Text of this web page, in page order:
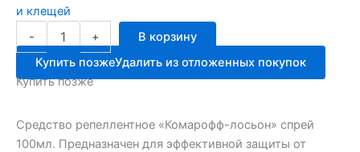
и клещей
-
Количество
товара
Комарофф
СПРЕЙ
лосьон
+
В корзину
Купить позжеУдалить из отложенных покупок
Купить позже
Средство репеллентное «Комарофф-лосьон» спрей
100мл. Предназначен для эффективной защиты от